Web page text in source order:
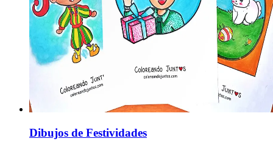
Dibujos de Festividades